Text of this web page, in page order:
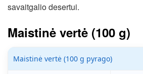
savaitgalio desertui.
Maistinė vertė (100 g)
Maistinė vertė (100 g pyrago)